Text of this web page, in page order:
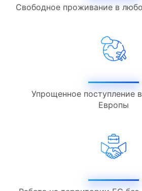
Свободное проживание в
Упрощенное поступление
Европы